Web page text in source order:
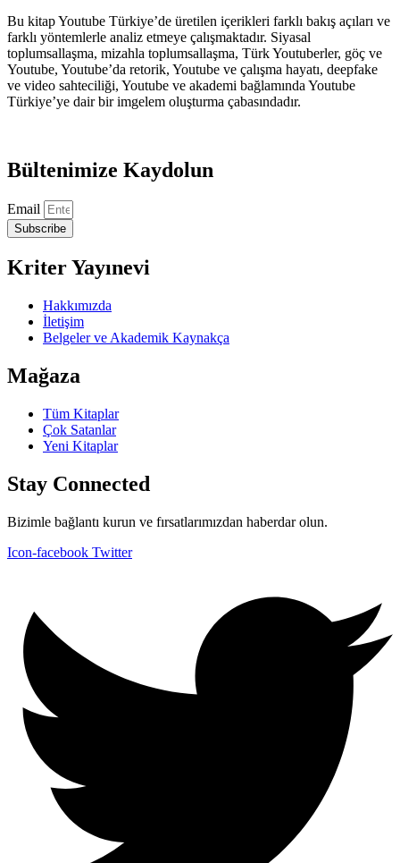
Bu kitap Youtube Türkiye’de üretilen içerikleri farklı bakış açıları ve
farklı yöntemlerle analiz etmeye çalışmaktadır. Siyasal
toplumsallaşma, mizahla toplumsallaşma, Türk Youtuberler, göç ve
Youtube, Youtube’da retorik, Youtube ve çalışma hayatı, deepfake
ve video sahteciliği, Youtube ve akademi bağlamında Youtube
Türkiye’ye dair bir imgelem oluşturma çabasındadır.
Bültenimize Kaydolun
Email
Subscribe
Kriter Yayınevi
Hakkımızda
İletişim
Belgeler ve Akademik Kaynakça
Mağaza
Tüm Kitaplar
Çok Satanlar
Yeni Kitaplar
Stay Connected
Bizimle bağlantı kurun ve fırsatlarımızdan haberdar olun.
Icon-facebook Twitter